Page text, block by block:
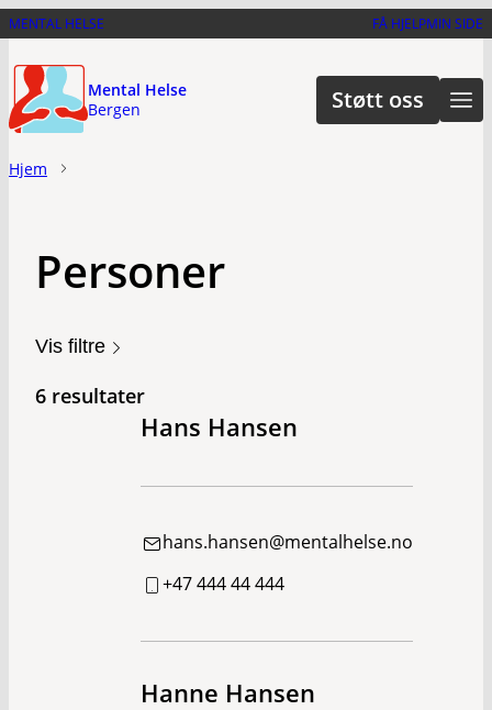
Hopp
hovedinnhold
MENTAL HELSE FÅ HJELPMIN SIDE
Mental Helse
Bergen
Støtt oss
Hjem
Personer
Vis filtre
6 resultater
Hans Hansen
hans.hansen@mentalhelse.no
+47 444 44 444
Hanne Hansen